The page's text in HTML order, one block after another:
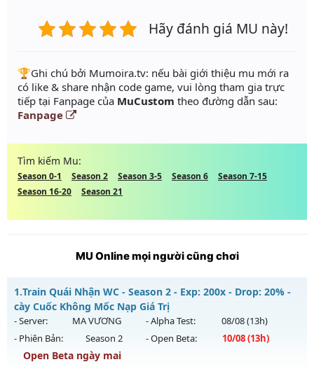
Hãy đánh giá MU này!
️🏆Ghi chú bởi Mumoira.tv: nếu bài giới thiệu mu mới ra
có like & share nhận code game, vui lòng tham gia trực
tiếp tại Fanpage của MuCustom theo đường dẫn sau:
Fanpage
Tìm kiếm Mu:
Season 0-1 Season 2 Season 3-5 Season 6
Season 7-15
Season 16-20
Season 21
MU Online mọi người cũng chơi
1.Train Quái Nhận WC - Season 2 - Exp: 200x - Drop: 20% -
cày Cuốc Không Mốc Nạp Giá Trị
- Server: MA VƯƠNG - Alpha Test: 08/08(13h)
- Phiên Bản:
Season 2 - Open Beta: 10/08(13h)
Open Beta ngày mai